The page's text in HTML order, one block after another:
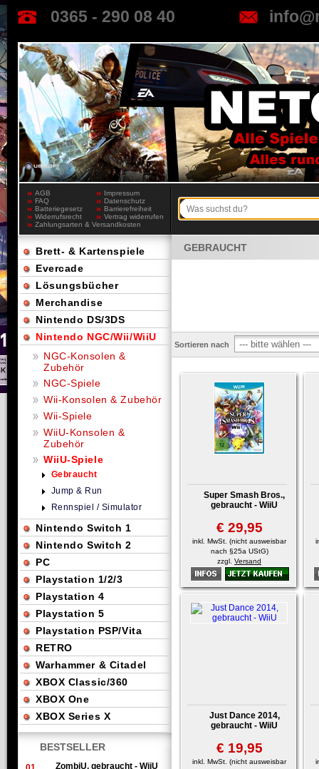
0365 - 290 08 40
AGB
Impressum
FAQ
Datenschutz
Batteriegesetz
Barrierefreiheit
Widerrufsrecht
Vertrag widerrufen
Zahlungsarten & Versandkosten
GEBRAUCHT
Sortieren nach
Super Smash Bros.,
gebraucht - WiiU
€ 29,95
inkl. MwSt. (nicht ausweisbar
nach §25a UStG)
zzgl. Versand
Just Dance 2014,
gebraucht - WiiU
€ 19,95
inkl. MwSt. (nicht ausweisbar
Brett- & Kartenspiele
Evercade
Lösungsbücher
Merchandise
Nintendo DS/3DS
Nintendo NGC/Wii/WiiU
NGC-Konsolen &
Zubehör
NGC-Spiele
Wii-Konsolen & Zubehör
Wii-Spiele
WiiU-Konsolen &
Zubehör
WiiU-Spiele
Gebraucht
Jump & Run
Rennspiel / Simulator
Nintendo Switch 1
Nintendo Switch 2
PC
Playstation 1/2/3
Playstation 4
Playstation 5
Playstation PSP/Vita
RETRO
Warhammer & Citadel
XBOX Classic/360
XBOX One
XBOX Series X
BESTSELLER
ZombiU, gebraucht - WiiU